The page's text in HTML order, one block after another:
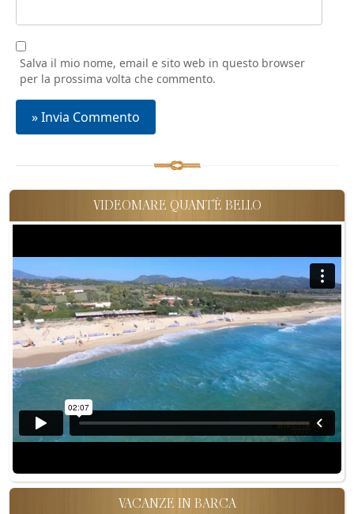
Salva il mio nome, email e sito web in questo browser
per la prossima volta che commento.
VIDEOMARE QUANT'È BELLO
VACANZE IN BARCA